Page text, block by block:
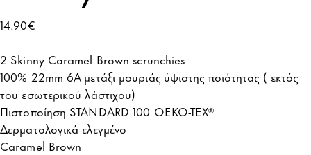
14.90€
2 Skinny Caramel Brown scrunchies
100% 22mm 6A μετάξι μουριάς ύψιστης ποιότητας ( εκτός
του εσωτερικού λάστιχου)
Πιστοποίηση STANDARD 100 OEKO-TEX®
Δερματολογικά ελεγμένο
Caramel Brown